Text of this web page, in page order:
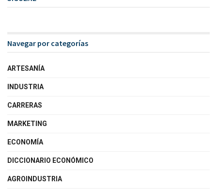
Navegar por categorías
ARTESANÍA
INDUSTRIA
CARRERAS
MARKETING
ECONOMÍA
DICCIONARIO ECONÓMICO
AGROINDUSTRIA